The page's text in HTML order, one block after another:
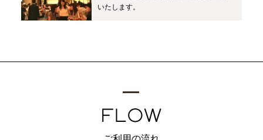
いたします。